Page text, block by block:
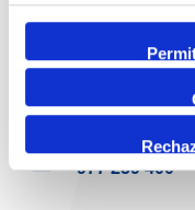
Teléfono de
977 259 400